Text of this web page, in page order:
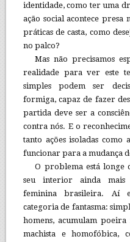
identidade, como ter uma
ação social acontece presa
práticas de casta, como
no palco?
Mas não precisamos
realidade para ver este
simples podem ser
formiga, capaz de fazer
partida deve ser a
contra nós. E o
tanto ações isoladas
funcionar para a mudança
O problema está longe
seu interior ainda mais
feminina brasileira. Aí
categoria de fantasma:
homens, acumulam
machista e homofóbica,